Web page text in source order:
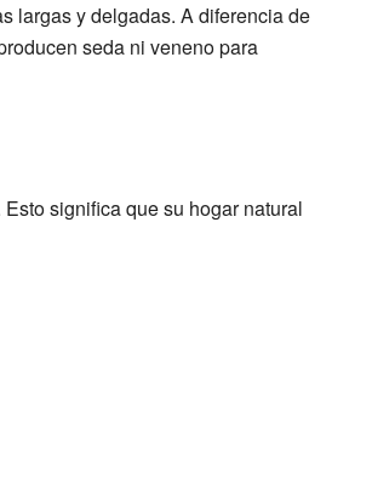
largas y delgadas. A diferencia de
seda ni veneno para
significa que su hogar natural